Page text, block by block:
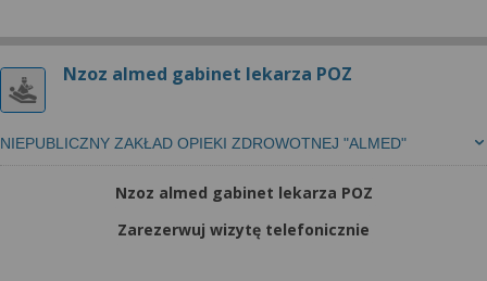
Nzoz almed gabinet lekarza POZ
NIEPUBLICZNY ZAKŁAD OPIEKI ZDROWOTNEJ "ALMED"
Nzoz almed gabinet lekarza POZ
Zarezerwuj wizytę telefonicznie